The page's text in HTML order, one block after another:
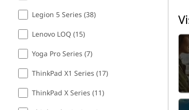
Legion 5 Series (38)
Lenovo LOQ (15)
Yoga Pro Series (7)
ThinkPad X1 Series (17)
ThinkPad X Series (11)